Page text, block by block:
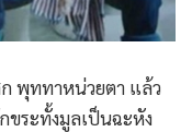
ก พุททาหน่วยตา แล้ว
ขระทั้งมูลเป็นฉะหัง